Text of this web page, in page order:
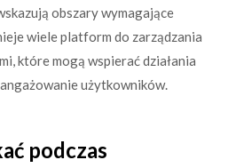
obszary wymagające
wiele platform do zarządzania
które mogą wspierać działania
użytkowników.
podczas